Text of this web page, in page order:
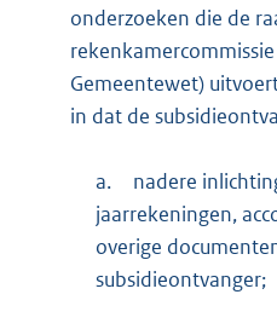
onderzoeken die de
Gemeentewet)
in dat de
a.
nadere
jaarrekeningen,
overige
subsidieontvanger;